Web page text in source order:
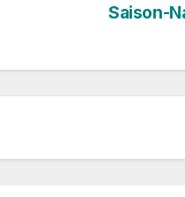
Saison-